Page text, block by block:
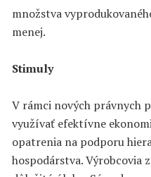
množstva
menej.
Stimuly
V rámci nových právnych
využívať efektívne
opatrenia na podporu
hospodárstva. Výrobcovia